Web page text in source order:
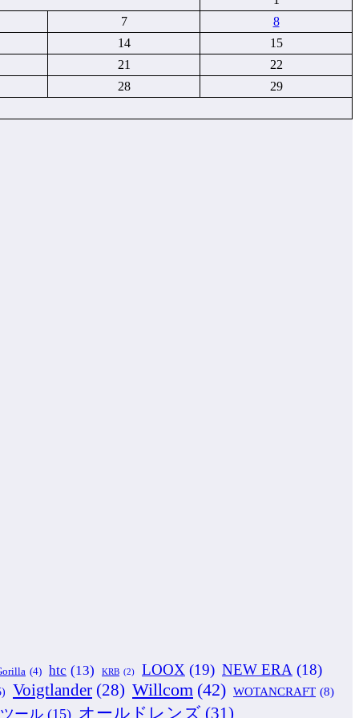
7
8
14
15
21
22
28
29
(4) htc (13) KRB (2) LOOX (19) NEW ERA (18)
Voigtlander (28) Willcom (42) WOTANCRAFT (8)
ール (15) オールドレンズ (31)